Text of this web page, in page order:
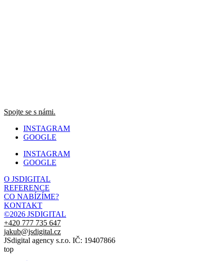
Spojte se s námi.
INSTAGRAM
GOOGLE
INSTAGRAM
GOOGLE
O JSDIGITAL
REFERENCE
CO NABÍZÍME?
KONTAKT
©2026 JSDIGITAL
+420 777 735 647
jakub@jsdigital.cz
JSdigital agency s.r.o. IČ: 19407866
top